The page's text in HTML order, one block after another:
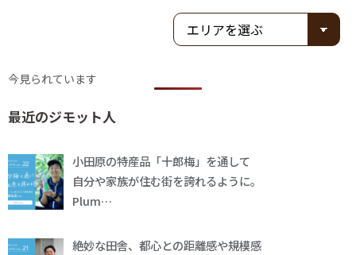
今見られています
最近のジモット人
小田原の特産品「十郎梅」を通して
自分や家族が住む街を誇れるように。
Plum…
絶妙な田舎、都心との距離感や規模感